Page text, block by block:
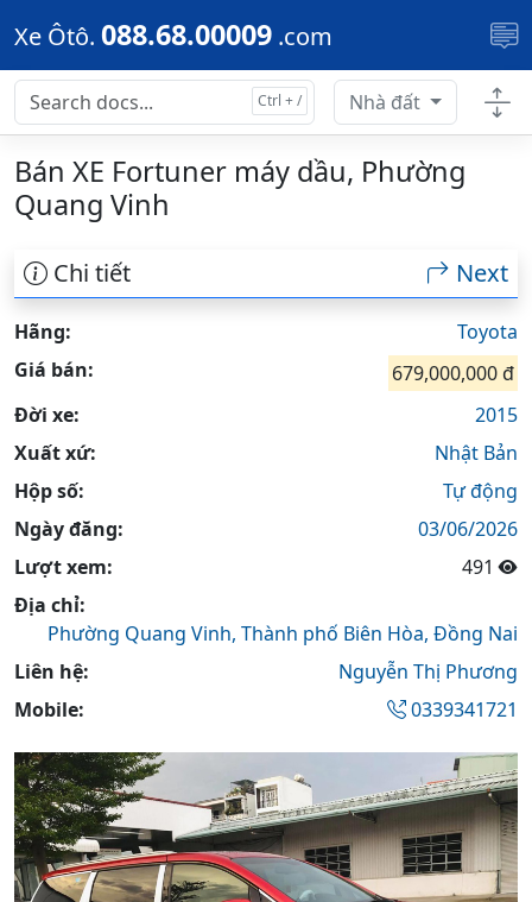
Skip to main content
Xe Ôtô. 088.68.00009 .com
Nhà đất
Bán XE Fortuner máy dầu, Phường
Quang Vinh
Chi tiết Next
Hãng:
Toyota
Giá bán:
679,000,000 đ
Đời xe:
2015
Xuất xứ:
Nhật Bản
Hộp số:
Tự động
Ngày đăng:
03/06/2026
Lượt xem:
491
Địa chỉ:
Phường Quang Vinh, Thành phố Biên Hòa, Đồng Nai
Liên hệ:
Nguyễn Thị Phương
Mobile:
0339341721